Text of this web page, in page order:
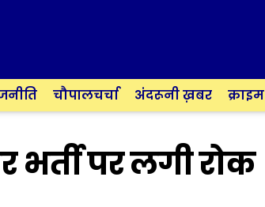
चौपालचर्चा अंदरूनी ख़बर क्राइम
भर्ती पर लगी रोक